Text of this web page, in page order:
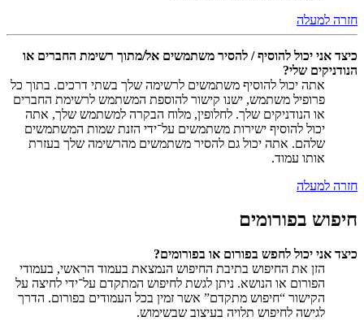
חזרה למעלה
כיצד אני יכול להוסיף / להסיר משתמשים אל/מתוך רשימת החברים או
הנודניקים שלי?
אתה יכול להוסיף משתמשים לרשימה שלך בשתי דרכים. בתוך כל
פרופיל משתמש, ישנו קישור להוספת המשתמש לרשימת החברים
או הנודניקים שלך. לחלופין, מלוח הבקרה למשתמש שלך, אתה
יכול להוסיף ישירות משתמשים על־ידי הזנת שמות המשתמשים
שלהם. אתה יכול גם להסיר משתמשים מהרשימה שלך בעזרת
אותו עמוד.
חזרה למעלה
חיפוש בפורומים
כיצד אני יכול לחפש בפורום או בפורומים?
הזן את החיפוש בתיבת החיפוש הנמצאת בעמוד הראשי, בעמודי
הפורום או הנושא. ניתן לגשת לחיפוש המתקדם על־ידי לחיצה על
הקישור “חיפוש מתקדם” אשר זמין בכל העמודים בפורום. הדרך
לגישה לחיפוש תלויה בעיצוב שבשימוש.